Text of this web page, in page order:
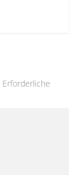
Erforderliche